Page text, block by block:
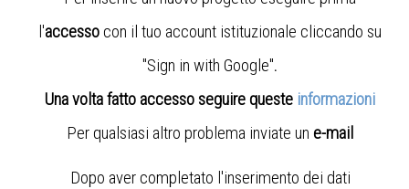
l'accesso con il tuo account istituzionale cliccando su
"Sign in with Google".
Una volta fatto accesso seguire queste informazioni
Per qualsiasi altro problema inviate un e-mail
Dopo aver completato l'inserimento dei dati